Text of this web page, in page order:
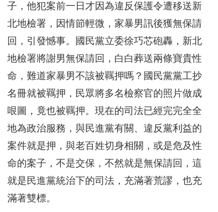
子，他犯案前一日才因為違反保護令遭移送新
北地檢署，因情節輕微，家暴男訊後獲無保請
回，引發憾事。國民黨立委徐巧芯砲轟，新北
地檢署將謝男無保請回，白白葬送兩條寶貴性
命，難道家暴男不該被羈押嗎？國民黨黨工抄
名冊就被羈押，民眾將多名檢察官的照片做成
哏圖，竟也被羈押。現在的司法已經完完全全
地為政治服務，與民進黨有關、違反黨利益的
案件就是押，與老百姓切身相關，或是危及性
命的案子，不是交保，不然就是無保請回，這
就是民進黨統治下的司法，充滿著荒謬，也充
滿著雙標。